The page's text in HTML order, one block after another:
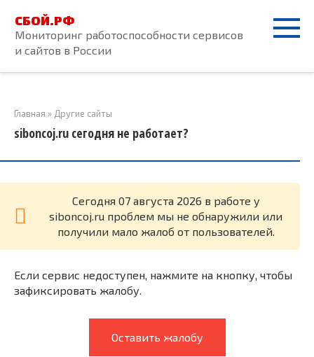
контенту
СБОЙ.РФ
Мониторинг работоспособности сервисов
и сайтов в России
Главная » Другие сайты
siboncoj.ru сегодня не работает?
Cегодня 07 августа 2026 в работе у
siboncoj.ru проблем мы не обнаружили или
получили мало жалоб от пользователей.
Если сервис недоступен, нажмите на кнопку, чтобы
зафиксировать жалобу.
Оставить жалобу